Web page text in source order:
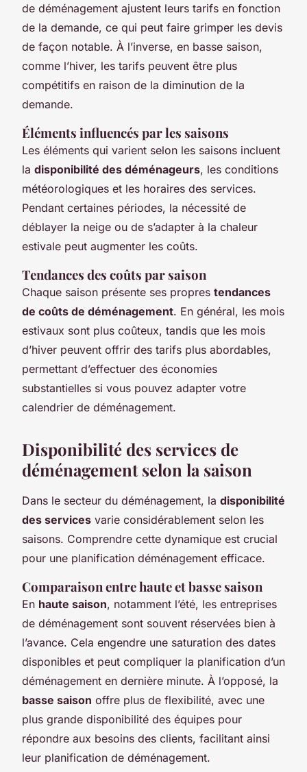
de déménagement ajustent leurs tarifs en fonction
de la demande, ce qui peut faire grimper les devis
de façon notable. À l’inverse, en basse saison,
comme l’hiver, les tarifs peuvent être plus
compétitifs en raison de la diminution de la
demande.
Éléments influencés par les saisons
Les éléments qui varient selon les saisons incluent
la disponibilité des déménageurs, les conditions
météorologiques et les horaires des services.
Pendant certaines périodes, la nécessité de
déblayer la neige ou de s’adapter à la chaleur
estivale peut augmenter les coûts.
Tendances des coûts par saison
Chaque saison présente ses propres tendances
de coûts de déménagement. En général, les mois
estivaux sont plus coûteux, tandis que les mois
d’hiver peuvent offrir des tarifs plus abordables,
permettant d’effectuer des économies
substantielles si vous pouvez adapter votre
calendrier de déménagement.
Disponibilité des services de
déménagement selon la saison
Dans le secteur du déménagement, la disponibilité
des services varie considérablement selon les
saisons. Comprendre cette dynamique est crucial
pour une planification déménagement efficace.
Comparaison entre haute et basse saison
En haute saison, notamment l’été, les entreprises
de déménagement sont souvent réservées bien à
l’avance. Cela engendre une saturation des dates
disponibles et peut compliquer la planification d’un
déménagement en dernière minute. À l’opposé, la
basse saison offre plus de flexibilité, avec une
plus grande disponibilité des équipes pour
répondre aux besoins des clients, facilitant ainsi
leur planification de déménagement.